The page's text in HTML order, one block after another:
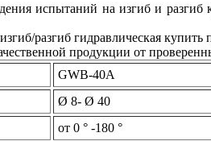
испытаний на изгиб и
разгиб гидравлическая
продукции от
GWB-40A
Ø 8- Ø 40
от 0 ° -180 °